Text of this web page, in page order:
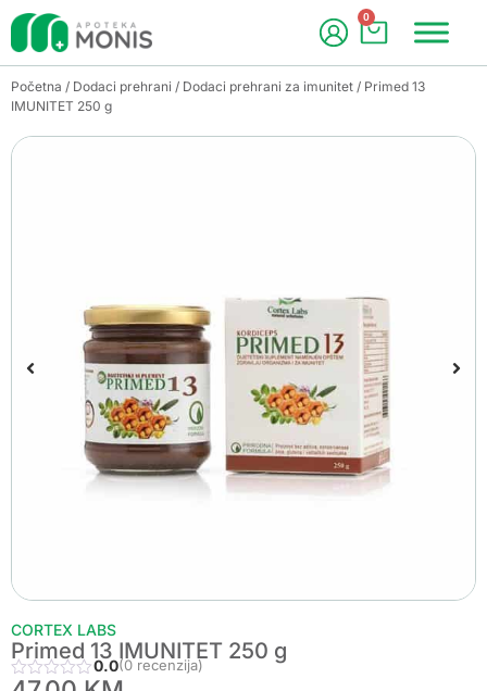
0
Početna / Dodaci prehrani / Dodaci prehrani za imunitet / Primed 13
IMUNITET 250 g
CORTEX LABS
Primed 13 IMUNITET 250 g
0.0(0 recenzija)